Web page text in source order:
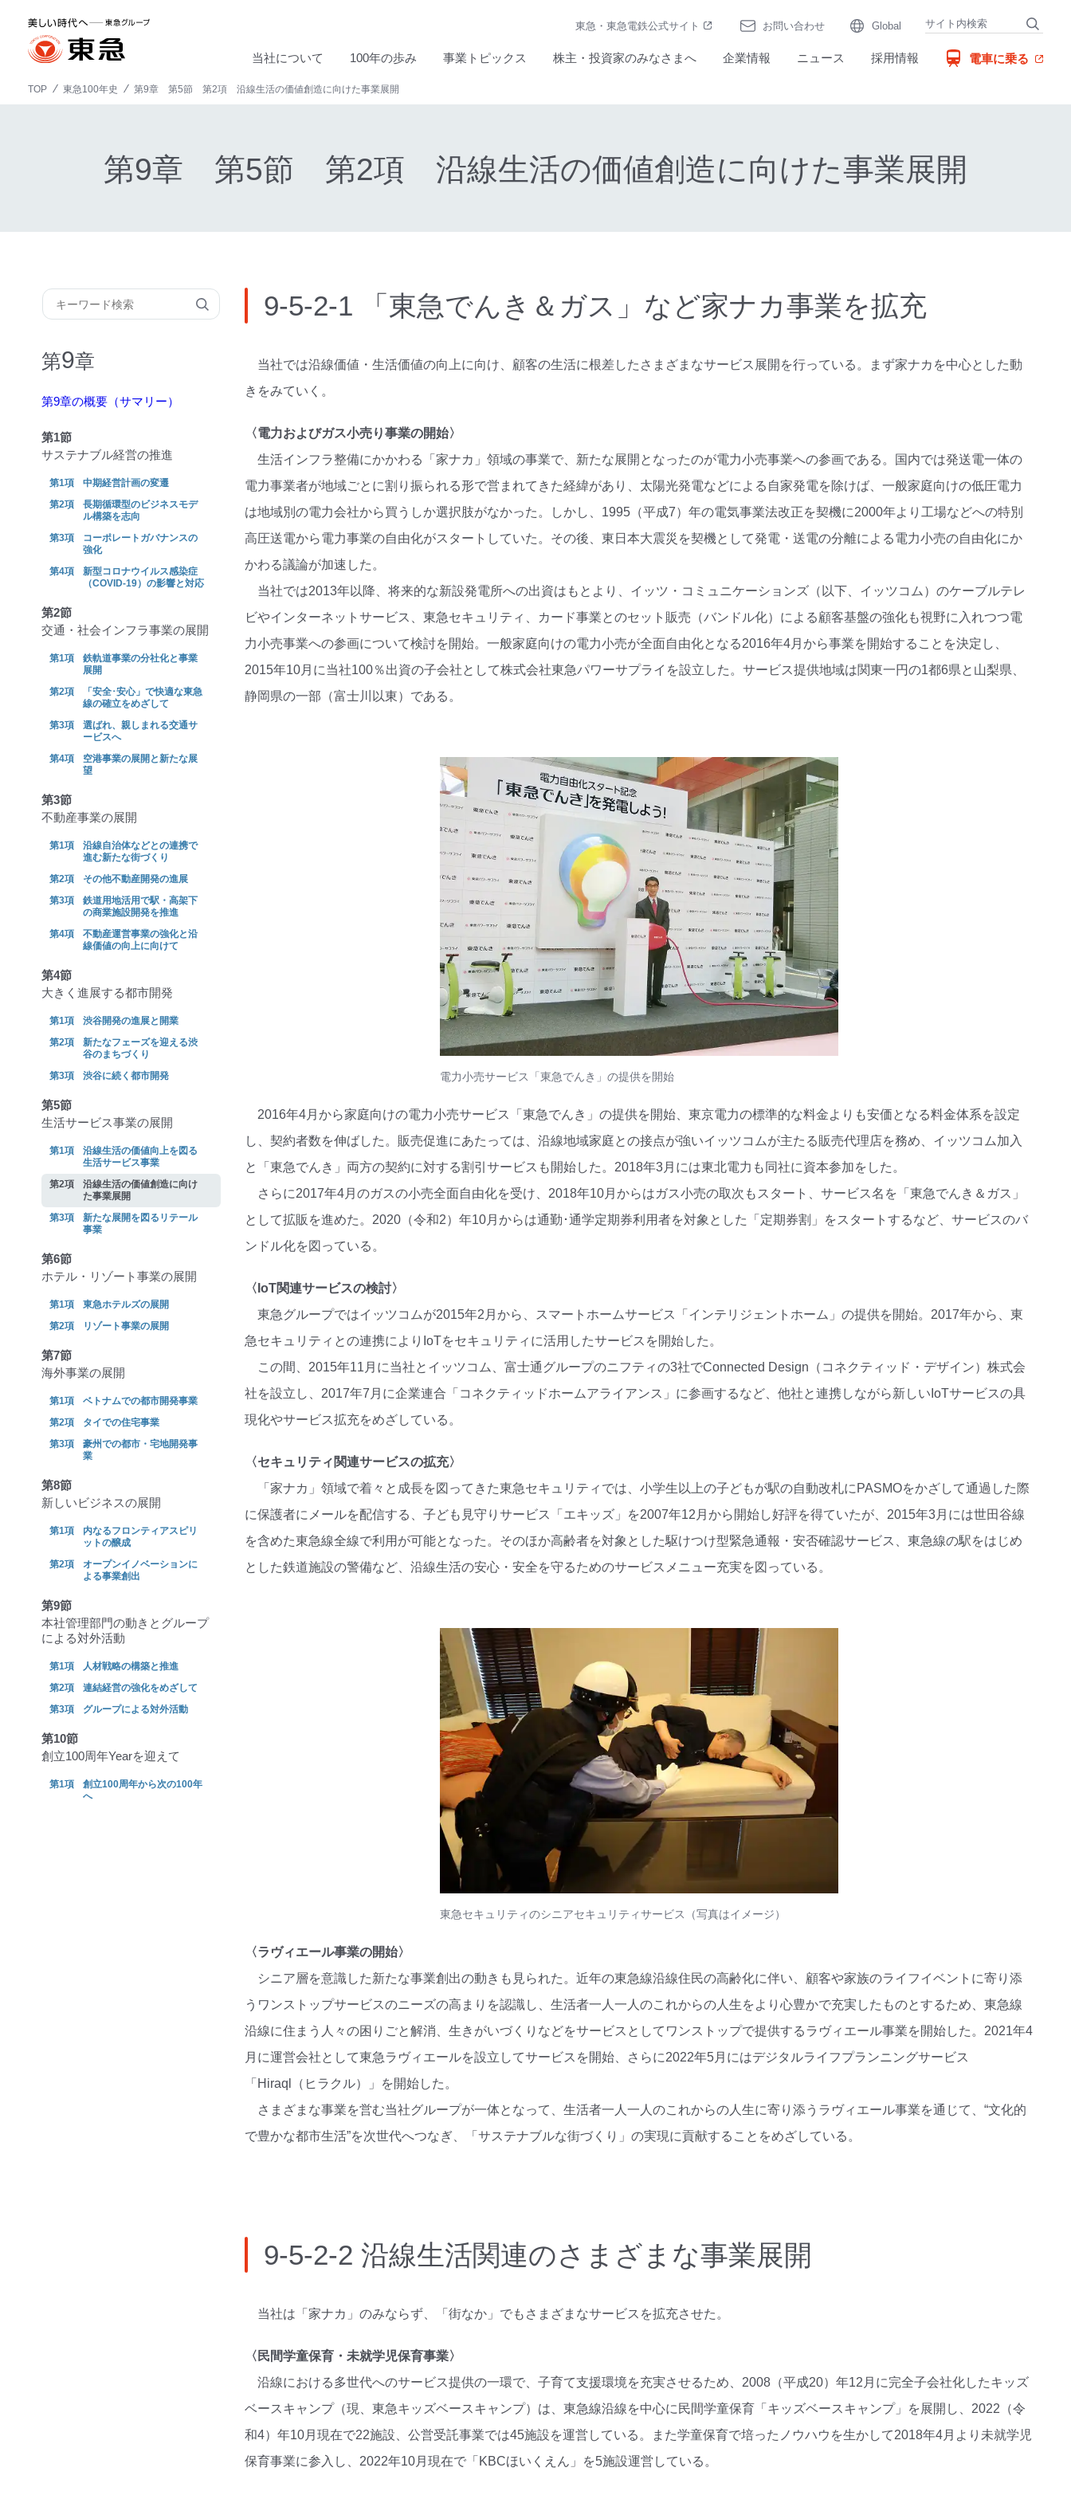
当社について 100年の歩み 事業トピックス 株主・投資家のみなさまへ 企業情報 ニュース 採用情報 電車に乗る
東急・東急電鉄公式サイト （別窓で開く）お問い合わせ Global
TOP 東急100年史 第9章 第5節 第2項 沿線生活の価値創造に向けた事業展開
第9章 第5節 第2項 沿線生活の価値創造に向けた事業展開
第9章
第9章の概要（サマリー）
第1節
サステナブル経営の推進
中期経営計画の変遷
長期循環型のビジネスモデ
ル構築を志向
コーポレートガバナンスの
強化
新型コロナウイルス感染症
（COVID-19）の影響と対応
第2節
交通・社会インフラ事業の展開
鉄軌道事業の分社化と事業
展開
「安全･安心」で快適な東急
線の確立をめざして
選ばれ、親しまれる交通サ
ービスへ
空港事業の展開と新たな展
望
第3節
不動産事業の展開
沿線自治体などとの連携で
進む新たな街づくり
その他不動産開発の進展
鉄道用地活用で駅・高架下
の商業施設開発を推進
不動産運営事業の強化と沿
線価値の向上に向けて
第4節
大きく進展する都市開発
渋谷開発の進展と開業
新たなフェーズを迎える渋
谷のまちづくり
渋谷に続く都市開発
第5節
生活サービス事業の展開
沿線生活の価値向上を図る
生活サービス事業
沿線生活の価値創造に向け
た事業展開
新たな展開を図るリテール
事業
第6節
ホテル・リゾート事業の展開
東急ホテルズの展開
リゾート事業の展開
第7節
海外事業の展開
ベトナムでの都市開発事業
タイでの住宅事業
豪州での都市・宅地開発事
業
第8節
新しいビジネスの展開
内なるフロンティアスピリ
ットの醸成
オープンイノベーションに
よる事業創出
第9節
本社管理部門の動きとグループ
による対外活動
人材戦略の構築と推進
連結経営の強化をめざして
グループによる対外活動
第10節
創立100周年Yearを迎えて
創立100周年から次の100年
へ
9-5-2-1 「東急でんき＆ガス」など家ナカ事業を拡充
当社では沿線価値・生活価値の向上に向け、顧客の生活に根差したさまざまなサービス展開を行っている。まず家ナカを中心とした動
きをみていく。
〈電力およびガス小売り事業の開始〉
生活インフラ整備にかかわる「家ナカ」領域の事業で、新たな展開となったのが電力小売事業への参画である。国内では発送電一体の
電力事業者が地域ごとに割り振られる形で営まれてきた経緯があり、太陽光発電などによる自家発電を除けば、一般家庭向けの低圧電力
は地域別の電力会社から買うしか選択肢がなかった。しかし、1995（平成7）年の電気事業法改正を契機に2000年より工場などへの特別
高圧送電から電力事業の自由化がスタートしていた。その後、東日本大震災を契機として発電・送電の分離による電力小売の自由化にか
かわる議論が加速した。
当社では2013年以降、将来的な新設発電所への出資はもとより、イッツ・コミュニケーションズ（以下、イッツコム）のケーブルテレ
ビやインターネットサービス、東急セキュリティ、カード事業とのセット販売（バンドル化）による顧客基盤の強化も視野に入れつつ電
力小売事業への参画について検討を開始。一般家庭向けの電力小売が全面自由化となる2016年4月から事業を開始することを決定し、
2015年10月に当社100％出資の子会社として株式会社東急パワーサプライを設立した。サービス提供地域は関東一円の1都6県と山梨県、
静岡県の一部（富士川以東）である。
電力小売サービス「東急でんき」の提供を開始
2016年4月から家庭向けの電力小売サービス「東急でんき」の提供を開始、東京電力の標準的な料金よりも安価となる料金体系を設定
し、契約者数を伸ばした。販売促進にあたっては、沿線地域家庭との接点が強いイッツコムが主たる販売代理店を務め、イッツコム加入
と「東急でんき」両方の契約に対する割引サービスも開始した。2018年3月には東北電力も同社に資本参加をした。
さらに2017年4月のガスの小売全面自由化を受け、2018年10月からはガス小売の取次もスタート、サービス名を「東急でんき＆ガス」
として拡販を進めた。2020（令和2）年10月からは通勤･通学定期券利用者を対象とした「定期券割」をスタートするなど、サービスのバ
ンドル化を図っている。
〈IoT関連サービスの検討〉
東急グループではイッツコムが2015年2月から、スマートホームサービス「インテリジェントホーム」の提供を開始。2017年から、東
急セキュリティとの連携によりIoTをセキュリティに活用したサービスを開始した。
この間、2015年11月に当社とイッツコム、富士通グループのニフティの3社でConnected Design（コネクティッド・デザイン）株式会
社を設立し、2017年7月に企業連合「コネクティッドホームアライアンス」に参画するなど、他社と連携しながら新しいIoTサービスの具
現化やサービス拡充をめざしている。
〈セキュリティ関連サービスの拡充〉
「家ナカ」領域で着々と成長を図ってきた東急セキュリティでは、小学生以上の子どもが駅の自動改札にPASMOをかざして通過した際
に保護者にメールを配信する、子ども見守りサービス「エキッズ」を2007年12月から開始し好評を得ていたが、2015年3月には世田谷線
を含めた東急線全線で利用が可能となった。そのほか高齢者を対象とした駆けつけ型緊急通報・安否確認サービス、東急線の駅をはじめ
とした鉄道施設の警備など、沿線生活の安心・安全を守るためのサービスメニュー充実を図っている。
東急セキュリティのシニアセキュリティサービス（写真はイメージ）
〈ラヴィエール事業の開始〉
シニア層を意識した新たな事業創出の動きも見られた。近年の東急線沿線住民の高齢化に伴い、顧客や家族のライフイベントに寄り添
うワンストップサービスのニーズの高まりを認識し、生活者一人一人のこれからの人生をより心豊かで充実したものとするため、東急線
沿線に住まう人々の困りごと解消、生きがいづくりなどをサービスとしてワンストップで提供するラヴィエール事業を開始した。2021年4
月に運営会社として東急ラヴィエールを設立してサービスを開始、さらに2022年5月にはデジタルライフプランニングサービス
「Hiraql（ヒラクル）」を開始した。
さまざまな事業を営む当社グループが一体となって、生活者一人一人のこれからの人生に寄り添うラヴィエール事業を通じて、“文化的
で豊かな都市生活”を次世代へつなぎ、「サステナブルな街づくり」の実現に貢献することをめざしている。
9-5-2-2 沿線生活関連のさまざまな事業展開
当社は「家ナカ」のみならず、「街なか」でもさまざまなサービスを拡充させた。
〈民間学童保育・未就学児保育事業〉
沿線における多世代へのサービス提供の一環で、子育て支援環境を充実させるため、2008（平成20）年12月に完全子会社化したキッズ
ベースキャンプ（現、東急キッズベースキャンプ）は、東急線沿線を中心に民間学童保育「キッズベースキャンプ」を展開し、2022（令
和4）年10月現在で22施設、公営受託事業では45施設を運営している。また学童保育で培ったノウハウを生かして2018年4月より未就学児
保育事業に参入し、2022年10月現在で「KBCほいくえん」を5施設運営している。